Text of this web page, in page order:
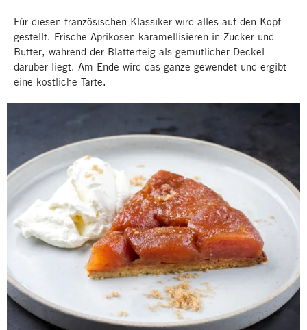
Für diesen französischen Klassiker wird alles auf den Kopf
gestellt. Frische Aprikosen karamellisieren in Zucker und
Butter, während der Blätterteig als gemütlicher Deckel
darüber liegt. Am Ende wird das ganze gewendet und ergibt
eine köstliche Tarte.